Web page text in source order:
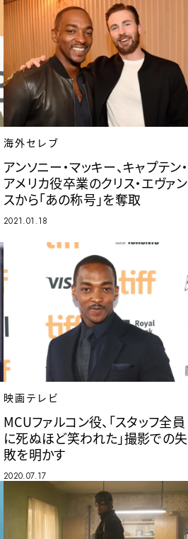
海外セレブ
アンソニー・マッキー、キャプテン・
アメリカ役卒業のクリス・エヴァン
スから「あの称号」を奪取
2021.01.18
映画テレビ
MCUファルコン役、「スタッフ全員
に死ぬほど笑われた」撮影での失
敗を明かす
2020.07.17